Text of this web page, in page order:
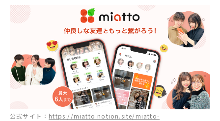
公式サイト： https://miatto.notion.site/miatto-